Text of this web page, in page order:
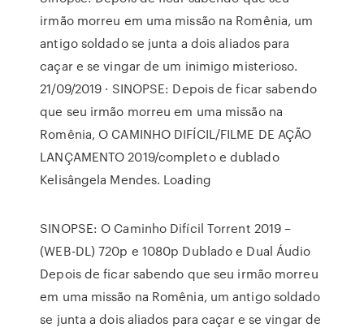
irmão morreu em uma missão na Romênia, um
antigo soldado se junta a dois aliados para
caçar e se vingar de um inimigo misterioso.
21/09/2019 · SINOPSE: Depois de ficar sabendo
que seu irmão morreu em uma missão na
Romênia, O CAMINHO DIFÍCIL/FILME DE AÇÃO
LANÇAMENTO 2019/completo e dublado
Kelisângela Mendes. Loading
SINOPSE: O Caminho Difícil Torrent 2019 –
(WEB-DL) 720p e 1080p Dublado e Dual Áudio
Depois de ficar sabendo que seu irmão morreu
em uma missão na Romênia, um antigo soldado
se junta a dois aliados para caçar e se vingar de